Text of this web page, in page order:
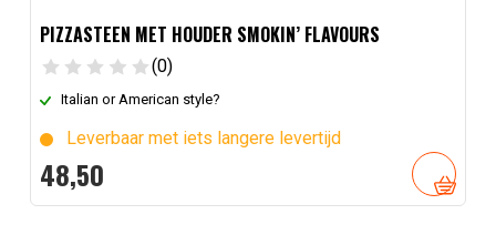
PIZZASTEEN MET HOUDER SMOKIN’ FLAVOURS
(0)
Italian or American style?
Leverbaar met iets langere levertijd
48,50